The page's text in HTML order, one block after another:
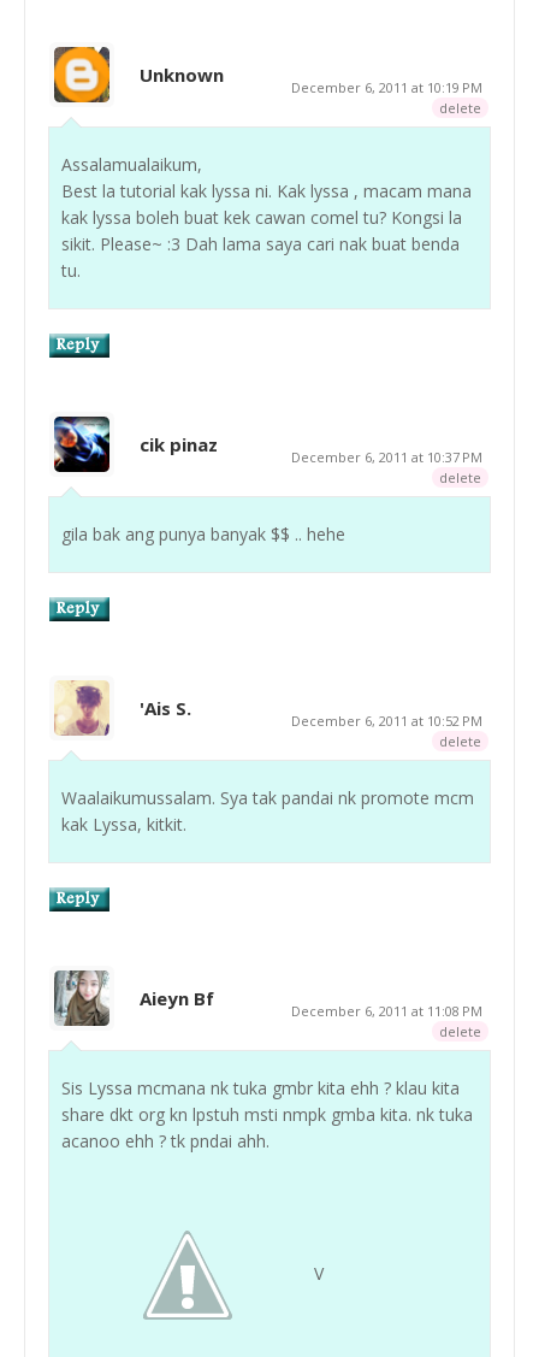
Unknown
December 6, 2011 at 10:19 PM
delete
Assalamualaikum,
Best la tutorial kak lyssa ni. Kak lyssa , macam mana
kak lyssa boleh buat kek cawan comel tu? Kongsi la
sikit. Please~ :3 Dah lama saya cari nak buat benda
tu.
cik pinaz
December 6, 2011 at 10:37 PM
delete
gila bak ang punya banyak $$ .. hehe
'Ais S.
December 6, 2011 at 10:52 PM
delete
Waalaikumussalam. Sya tak pandai nk promote mcm
kak Lyssa, kitkit.
Aieyn Bf
December 6, 2011 at 11:08 PM
delete
Sis Lyssa mcmana nk tuka gmbr kita ehh ? klau kita
share dkt org kn lpstuh msti nmpk gmba kita. nk tuka
acanoo ehh ? tk pndai ahh.
V